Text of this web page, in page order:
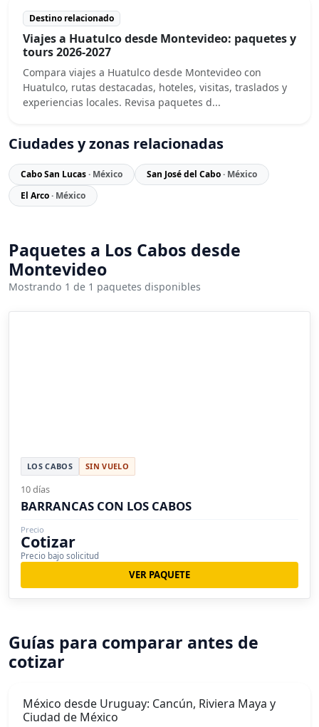
Destino relacionado
Viajes a Huatulco desde Montevideo: paquetes y
tours 2026-2027
Compara viajes a Huatulco desde Montevideo con
Huatulco, rutas destacadas, hoteles, visitas, traslados y
experiencias locales. Revisa paquetes d...
Ciudades y zonas relacionadas
Cabo San Lucas· México San José del Cabo· México
El Arco· México
Paquetes a Los Cabos desde
Montevideo
Mostrando 1 de 1 paquetes disponibles
LOS CABOS SIN VUELO
10 días
BARRANCAS CON LOS CABOS
Precio
Cotizar
Precio bajo solicitud
VER PAQUETE
Guías para comparar antes de
cotizar
México desde Uruguay: Cancún, Riviera Maya y
Ciudad de México